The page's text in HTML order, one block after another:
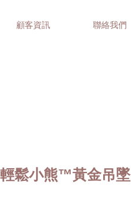
顧客資訊 聯絡我們
鬆小熊™黃金吊墜